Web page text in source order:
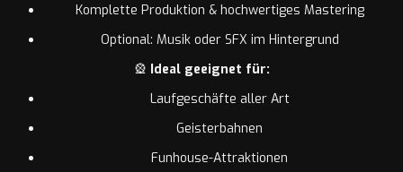
Komplette Produktion & hochwertiges Mastering
Optional: Musik oder SFX im Hintergrund
🎡 Ideal geeignet für:
Laufgeschäfte aller Art
Geisterbahnen
Funhouse-Attraktionen